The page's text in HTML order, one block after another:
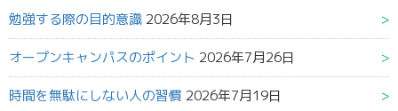
勉強する際の目的意識 2026年8月3日
オープンキャンパスのポイント 2026年7月26日
時間を無駄にしない人の習慣 2026年7月19日